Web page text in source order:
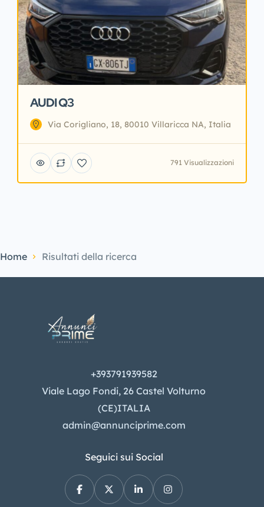
AUDI Q3
Via Corigliano, 18, 80010 Villaricca NA, Italia
791 Visualizzazioni
Home Risultati della ricerca
+393791939582
Viale Lago Fondi, 26 Castel Volturno
(CE)ITALIA
admin@annunciprime.com
Seguici sui Social